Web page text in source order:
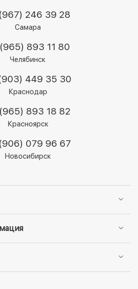
246 39 28
Самара
893 11 80
Челябинск
449 35 30
Краснодар
893 18 82
Красноярск
079 96 67
Новосибирск